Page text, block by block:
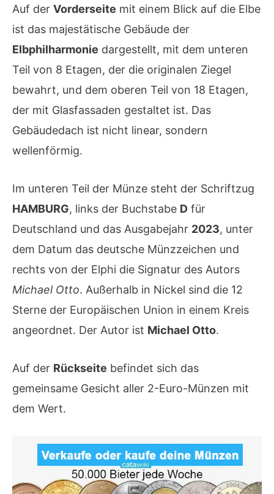
Auf der Vorderseite mit einem Blick auf die Elbe
ist das majestätische Gebäude der
Elbphilharmonie dargestellt, mit dem unteren
Teil von 8 Etagen, der die originalen Ziegel
bewahrt, und dem oberen Teil von 18 Etagen,
der mit Glasfassaden gestaltet ist. Das
Gebäudedach ist nicht linear, sondern
wellenförmig.
Im unteren Teil der Münze steht der Schriftzug
HAMBURG, links der Buchstabe D für
Deutschland und das Ausgabejahr 2023, unter
dem Datum das deutsche Münzzeichen und
rechts von der Elphi die Signatur des Autors
Michael Otto. Außerhalb in Nickel sind die 12
Sterne der Europäischen Union in einem Kreis
angeordnet. Der Autor ist Michael Otto.
Auf der Rückseite befindet sich das
gemeinsame Gesicht aller 2-Euro-Münzen mit
dem Wert.